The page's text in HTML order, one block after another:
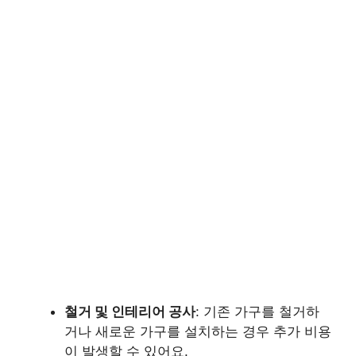
철거 및 인테리어 공사: 기존 가구를 철거하
거나 새로운 가구를 설치하는 경우 추가 비용
이 발생할 수 있어요.